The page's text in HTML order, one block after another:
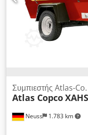
Neuss 1.783 km
Συμπιεστής Atlas-
Atlas Copco